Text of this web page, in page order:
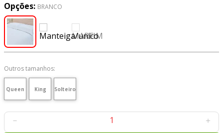
Opções: BRANCO
Outros tamanhos:
Queen King Solteiro
＋
－
7º
percal
8º
tricoline digital
tecido oxford